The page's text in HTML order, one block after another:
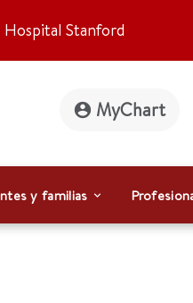
Hospital Stanford
MyChart
y familias